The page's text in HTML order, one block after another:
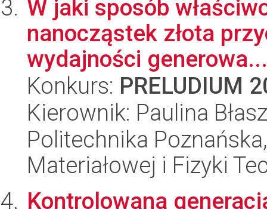
W jaki sposób
nanocząstek złota
wydajności generowa...
Konkurs: PRELUDIUM
Kierownik: Paulina
Politechnika
Materiałowej i Fizyki
Kontrolowana